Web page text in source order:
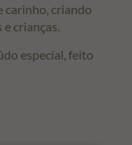
carinho, criando
crianças.
especial, feito